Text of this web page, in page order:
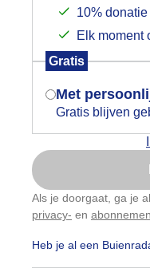
10%
Elk moment
Gratis
Met
Gratis blijven
Als je doorgaat, ga je
privacy- en
Heb je al een
Indien je hier
gegeven,
je browser
Is
Nu
Gebruik je Safari en
Klikhier